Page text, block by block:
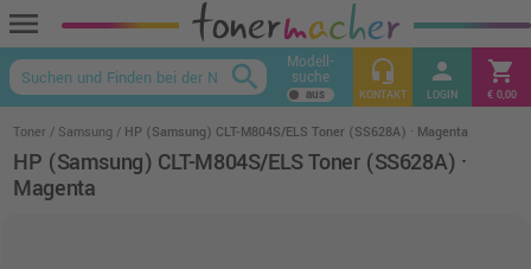
menu
keyboard_arrow_up
search Modell-
suche headset_mic
KONTAKT
person
LOGIN
shopping_cart
€ 0,00
Toner Samsung HP (Samsung) CLT-M804S/ELS Toner (SS628A) · Magenta
HP (Samsung) CLT-M804S/ELS Toner (SS628A) ·
Magenta